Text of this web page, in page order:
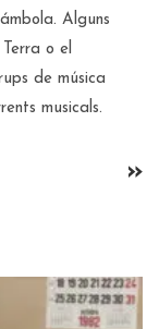
Alguns
o el
de música
musicals.
»